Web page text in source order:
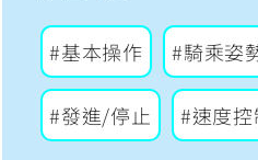
#基本操作 #騎乘姿
#發進/停止 #速度控